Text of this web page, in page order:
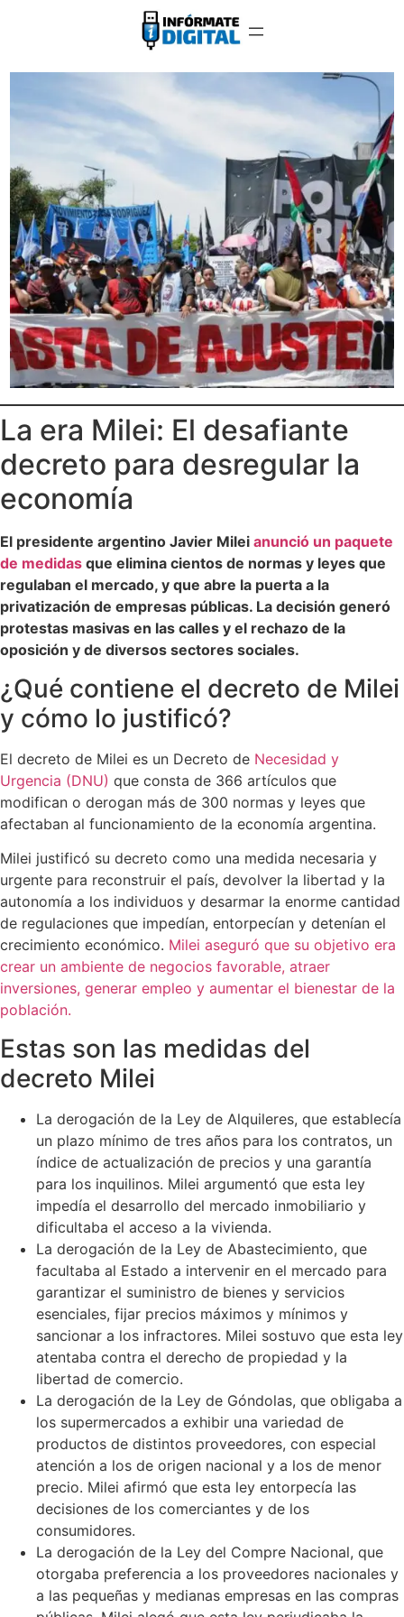
La era Milei: El desafiante
decreto para desregular la
economía
El presidente argentino Javier Milei anunció un paquete
de medidas que elimina cientos de normas y leyes que
regulaban el mercado, y que abre la puerta a la
privatización de empresas públicas. La decisión generó
protestas masivas en las calles y el rechazo de la
oposición y de diversos sectores sociales.
¿Qué contiene el decreto de Milei
y cómo lo justificó?
El decreto de Milei es un Decreto de Necesidad y
Urgencia (DNU) que consta de 366 artículos que
modifican o derogan más de 300 normas y leyes que
afectaban al funcionamiento de la economía argentina.
Milei justificó su decreto como una medida necesaria y
urgente para reconstruir el país, devolver la libertad y la
autonomía a los individuos y desarmar la enorme cantidad
de regulaciones que impedían, entorpecían y detenían el
crecimiento económico. Milei aseguró que su objetivo era
crear un ambiente de negocios favorable, atraer
inversiones, generar empleo y aumentar el bienestar de la
población.
Estas son las medidas del
decreto Milei
La derogación de la Ley de Alquileres, que establecía
un plazo mínimo de tres años para los contratos, un
índice de actualización de precios y una garantía
para los inquilinos. Milei argumentó que esta ley
impedía el desarrollo del mercado inmobiliario y
dificultaba el acceso a la vivienda.
La derogación de la Ley de Abastecimiento, que
facultaba al Estado a intervenir en el mercado para
garantizar el suministro de bienes y servicios
esenciales, fijar precios máximos y mínimos y
sancionar a los infractores. Milei sostuvo que esta ley
atentaba contra el derecho de propiedad y la
libertad de comercio.
La derogación de la Ley de Góndolas, que obligaba a
los supermercados a exhibir una variedad de
productos de distintos proveedores, con especial
atención a los de origen nacional y a los de menor
precio. Milei afirmó que esta ley entorpecía las
decisiones de los comerciantes y de los
consumidores.
La derogación de la Ley del Compre Nacional, que
otorgaba preferencia a los proveedores nacionales y
a las pequeñas y medianas empresas en las compras